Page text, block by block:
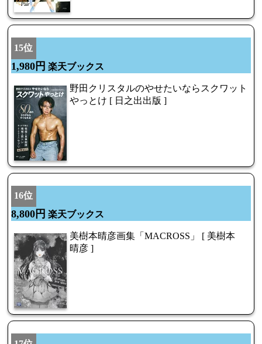
15位
1,980円 楽天ブックス
野田クリスタルのやせたいならスクワット
やっとけ [ 日之出出版 ]
16位
8,800円 楽天ブックス
美樹本晴彦画集「MACROSS」 [ 美樹本
晴彦 ]